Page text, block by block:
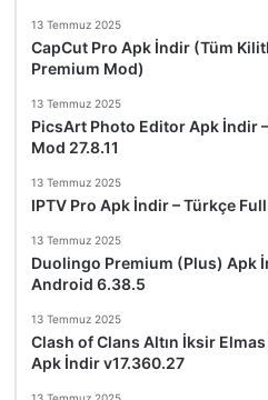
13 Temmuz 2025
CapCut Pro Apk İndir (Tüm
Premium Mod)
13 Temmuz 2025
PicsArt Photo Editor Apk İndir
Mod 27.8.11
13 Temmuz 2025
IPTV Pro Apk İndir – Türkçe
13 Temmuz 2025
Duolingo Premium (Plus) Apk
Android 6.38.5
13 Temmuz 2025
Clash of Clans Altın İksir
Apk İndir v17.360.27